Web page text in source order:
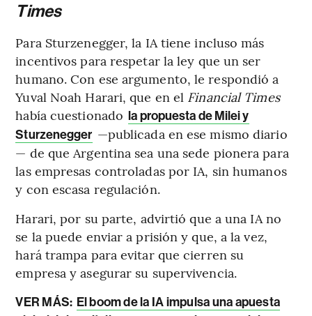
Times
Para Sturzenegger, la IA tiene incluso más
incentivos para respetar la ley que un ser
humano. Con ese argumento, le respondió a
Yuval Noah Harari, que en el Financial Times
había cuestionado la propuesta de Milei y
Sturzenegger —publicada en ese mismo diario
— de que Argentina sea una sede pionera para
las empresas controladas por IA, sin humanos
y con escasa regulación.
Harari, por su parte, advirtió que a una IA no
se la puede enviar a prisión y que, a la vez,
hará trampa para evitar que cierren su
empresa y asegurar su supervivencia.
VER MÁS: El boom de la IA impulsa una apuesta